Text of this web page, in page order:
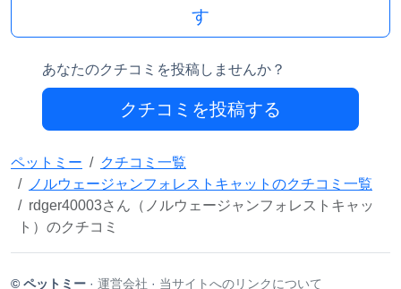
す
あなたのクチコミを投稿しませんか？
クチコミを投稿する
ペットミー
クチコミ一覧
ノルウェージャンフォレストキャットのクチコミ一覧
rdger40003さん（ノルウェージャンフォレストキャッ
ト）のクチコミ
© ペットミー · 運営会社 · 当サイトへのリンクについて